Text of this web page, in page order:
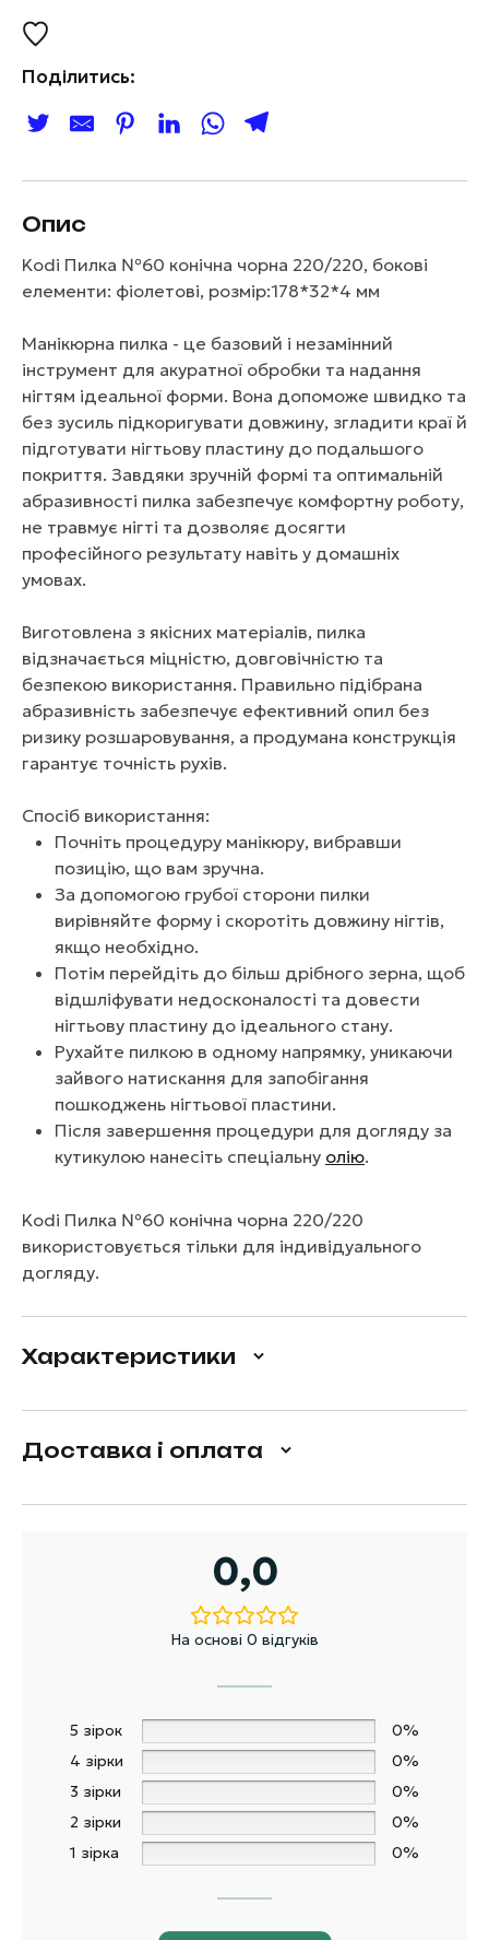
Поділитись:
Опис
Kodi Пилка №60 конічна чорна 220/220, бокові
елементи: фіолетові, розмір:178*32*4 мм
Манікюрна пилка - це базовий і незамінний
інструмент для акуратної обробки та надання
нігтям ідеальної форми. Вона допоможе швидко та
без зусиль підкоригувати довжину, згладити краї й
підготувати нігтьову пластину до подальшого
покриття. Завдяки зручній формі та оптимальній
абразивності пилка забезпечує комфортну роботу,
не травмує нігті та дозволяє досягти
професійного результату навіть у домашніх
умовах.
Виготовлена з якісних матеріалів, пилка
відзначається міцністю, довговічністю та
безпекою використання. Правильно підібрана
абразивність забезпечує ефективний опил без
ризику розшаровування, а продумана конструкція
гарантує точність рухів.
Спосіб використання:
Почніть процедуру манікюру, вибравши
позицію, що вам зручна.
За допомогою грубої сторони пилки
вирівняйте форму і скоротіть довжину нігтів,
якщо необхідно.
Потім перейдіть до більш дрібного зерна, щоб
відшліфувати недосконалості та довести
нігтьову пластину до ідеального стану.
Рухайте пилкою в одному напрямку, уникаючи
зайвого натискання для запобігання
пошкоджень нігтьової пластини.
Після завершення процедури для догляду за
кутикулою нанесіть спеціальну олію.
Kodi Пилка №60 конічна чорна 220/220
використовується тільки для індивідуального
догляду.
Характеристики
Доставка і оплата
0,0
На основі 0 відгуків
5 зірок
0%
4 зірки
0%
3 зірки
0%
2 зірки
0%
1 зірка
0%